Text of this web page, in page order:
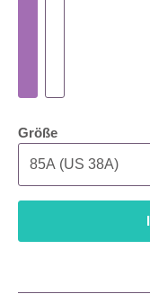
Größeauswählen